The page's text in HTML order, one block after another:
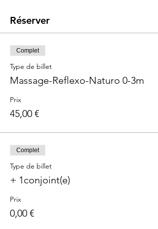
Réserver
Complet
Type de billet
Massage-Reflexo-Naturo 0-3m
Prix
45,00 €
Complet
Type de billet
+ 1conjoint(e)
Prix
0,00 €